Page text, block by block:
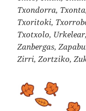
Txondorra,
Txoritoki,
Txotxolo,
Zanbergas,
Zirri, Zortziko,